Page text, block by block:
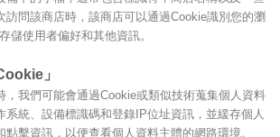
訪問該商店時，該商店可以通過Cookie識別您的瀏
儲使用者偏好和其他資訊。
」
，我們可能會通過Cookie或類似技術蒐集個人資料
系統、設備標識碼和登錄IP位址資訊，並緩存個人
點擊資訊，以便查看個人資料主體的網路環境。